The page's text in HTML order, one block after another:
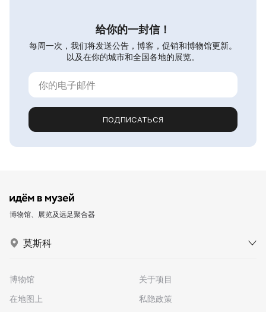
给你的一封信！
每周一次，我们将发送公告，博客，促销和博物馆更新。
以及在你的城市和全国各地的展览。
ПОДПИСАТЬСЯ
博物馆、展览及远足聚合器
莫斯科
博物馆
在地图上
关于项目
私隐政策